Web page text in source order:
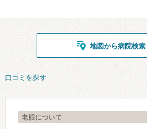
地図から病院検索
口コミを探す
老眼について